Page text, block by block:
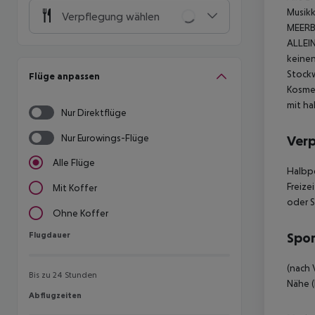
Verpflegung wählen
Flüge anpassen
Nur Direktflüge
Nur Eurowings-Flüge
Alle Flüge
Mit Koffer
Ohne Koffer
Flugdauer
Flugdauer
Bis zu 24 Stunden
Abflugzeiten
Abflugzeiten
mit
oder
(nach
Nähe